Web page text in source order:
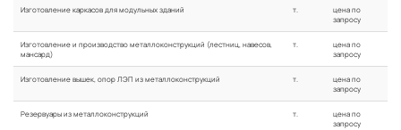
Изготовление каркасов для модульных зданий т.
цена по
запросу
Изготовление и производство металлоконструкций (лестниц, навесов,
мансард)
т.
цена по
запросу
Изготовление вышек, опор ЛЭП из металлоконструкций т.
цена по
запросу
Резервуары из металлоконструкций т.
цена по
запросу